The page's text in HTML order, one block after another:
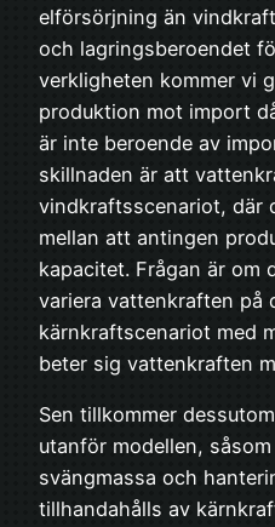
elförsörjning än
och lagringsberoendet
verkligheten kommer vi
produktion mot import
är inte beroende av
skillnaden är att
vindkraftsscenariot, där
mellan att antingen
kapacitet. Frågan är om
variera vattenkraften på
kärnkraftscenariot med
beter sig vattenkraften
Sen tillkommer
utanför modellen,
svängmassa och
tillhandahålls av